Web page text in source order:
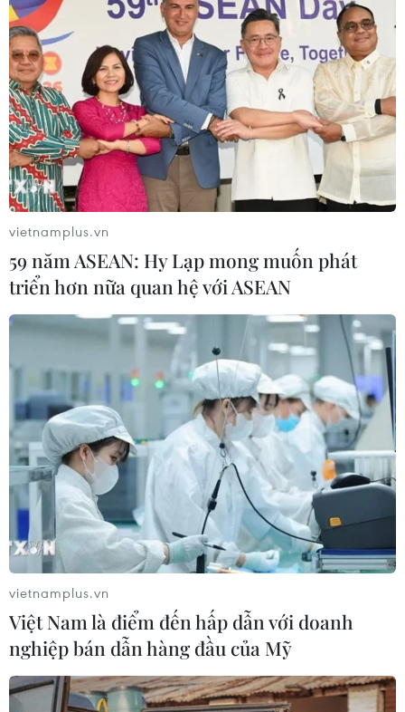
vietnamplus.vn
59 năm ASEAN: Hy Lạp mong muốn phát
triển hơn nữa quan hệ với ASEAN
vietnamplus.vn
Việt Nam là điểm đến hấp dẫn với doanh
nghiệp bán dẫn hàng đầu của Mỹ